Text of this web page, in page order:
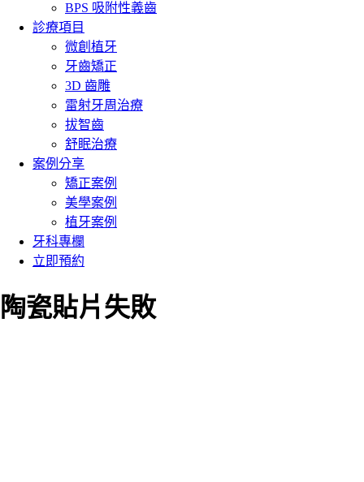
BPS 吸附性義齒
診療項目
微創植牙
牙齒矯正
3D 齒雕
雷射牙周治療
拔智齒
舒眠治療
案例分享
矯正案例
美學案例
植牙案例
牙科專欄
立即預約
陶瓷貼片失敗